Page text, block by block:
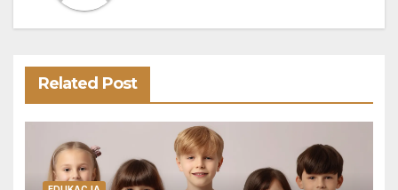
Related Post